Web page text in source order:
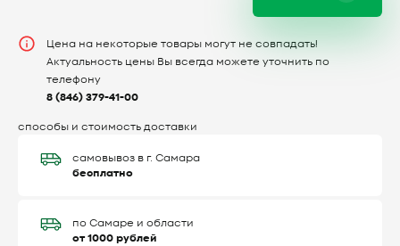
Цена на некоторые товары могут не совпадать!
Актуальность цены Вы всегда можете уточнить по
телефону
8 (846) 379-41-00
способы и стоимость доставки
самовывоз в г. Самара
бесплатно
по Самаре и области
от 1000 рублей